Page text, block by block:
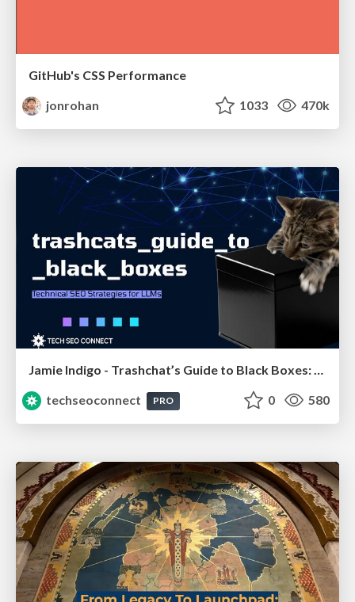
GitHub's CSS Performance
jonrohan
1033 470k
Jamie Indigo - Trashchat’s Guide to Black Boxes: Technical SEO Tactics for LLMs
techseoconnect
PRO 0 580